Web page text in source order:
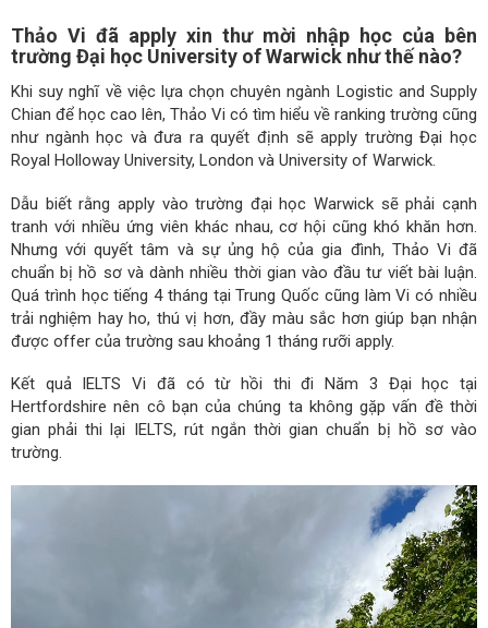
Thảo Vi đã apply xin thư mời nhập học của bên
trường Đại học University of Warwick như thế nào?
Khi suy nghĩ về việc lựa chọn chuyên ngành Logistic and Supply
Chian để học cao lên, Thảo Vi có tìm hiểu về ranking trường cũng
như ngành học và đưa ra quyết định sẽ apply trường Đại học
Royal Holloway University, London và University of Warwick.
Dẫu biết rằng apply vào trường đại học Warwick sẽ phải cạnh
tranh với nhiều ứng viên khác nhau, cơ hội cũng khó khăn hơn.
Nhưng với quyết tâm và sự ủng hộ của gia đình, Thảo Vi đã
chuẩn bị hồ sơ và dành nhiều thời gian vào đầu tư viết bài luận.
Quá trình học tiếng 4 tháng tại Trung Quốc cũng làm Vi có nhiều
trải nghiệm hay ho, thú vị hơn, đầy màu sắc hơn giúp bạn nhận
được offer của trường sau khoảng 1 tháng rưỡi apply.
Kết quả IELTS Vi đã có từ hồi thi đi Năm 3 Đại học tại
Hertfordshire nên cô bạn của chúng ta không gặp vấn đề thời
gian phải thi lại IELTS, rút ngắn thời gian chuẩn bị hồ sơ vào
trường.